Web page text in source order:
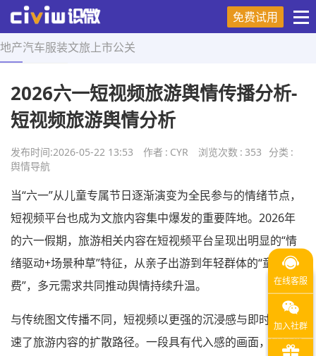
免费试用
地产汽车服装文旅 上市公关
首页 > 舆情导航 > 正文
2026六一短视频旅游舆情传播分析-
短视频旅游舆情分析
发布时间:2026-05-22 13:53 作者 : CYR 浏览次数 : 353 分类 :
舆情导航
当“六一”从儿童专属节日逐渐演变为全民参与的情绪节点，
短视频平台也成为文旅内容集中爆发的重要阵地。2026年
的六一假期，旅游相关内容在短视频平台呈现出明显的“情
绪驱动+场景种草”特征，从亲子出游到年轻群体的“童心消
费”，多元需求共同推动舆情持续升温。
与传统图文传播不同，短视频以更强的沉浸感与即时性，加
速了旅游内容的扩散路径。一段具有代入感的画面，往往能